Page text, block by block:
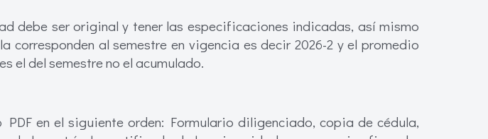
debe ser original y tener las especificaciones indicadas, así mismo
al semestre en vigencia es decir 2026-2 y el promedio
el del semestre no el acumulado.
en el siguiente orden: Formulario diligenciado, copia de cédula,